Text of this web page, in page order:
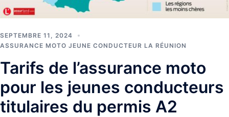
SEPTEMBRE 11, 2024
ASSURANCE MOTO JEUNE CONDUCTEUR LA RÉUNION
Tarifs de l’assurance moto
pour les jeunes conducteurs
titulaires du permis A2